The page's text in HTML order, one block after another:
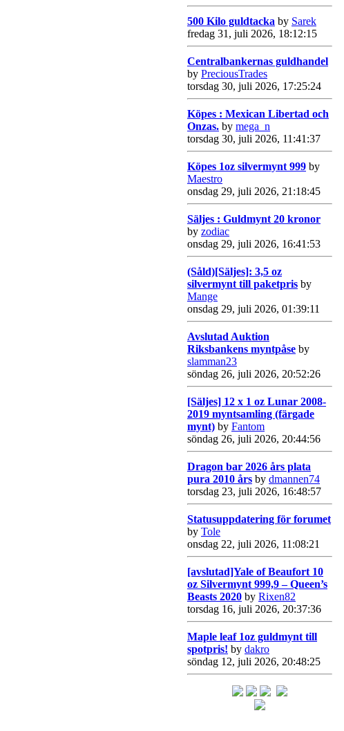
500 Kilo guldtacka by Sarek
fredag 31, juli 2026, 18:12:15
Centralbankernas guldhandel
by PreciousTrades
torsdag 30, juli 2026, 17:25:24
Köpes : Mexican Libertad och
Onzas. by mega_n
torsdag 30, juli 2026, 11:41:37
Köpes 1oz silvermynt 999 by
Maestro
onsdag 29, juli 2026, 21:18:45
Säljes : Guldmynt 20 kronor
by zodiac
onsdag 29, juli 2026, 16:41:53
(Såld)[Säljes]: 3,5 oz
silvermynt till paketpris by
Mange
onsdag 29, juli 2026, 01:39:11
Avslutad Auktion
Riksbankens myntpåse by
slamman23
söndag 26, juli 2026, 20:52:26
[Säljes] 12 x 1 oz Lunar 2008-
2019 myntsamling (färgade
mynt) by Fantom
söndag 26, juli 2026, 20:44:56
Dragon bar 2026 års plata
pura 2010 års by dmannen74
torsdag 23, juli 2026, 16:48:57
Statusuppdatering för forumet
by Tole
onsdag 22, juli 2026, 11:08:21
[avslutad]Yale of Beaufort 10
oz Silvermynt 999,9 – Queen’s
Beasts 2020 by Rixen82
torsdag 16, juli 2026, 20:37:36
Maple leaf 1oz guldmynt till
spotpris! by dakro
söndag 12, juli 2026, 20:48:25